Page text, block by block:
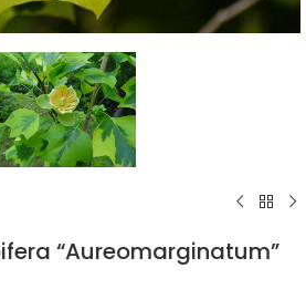
“Aureomarginatum”